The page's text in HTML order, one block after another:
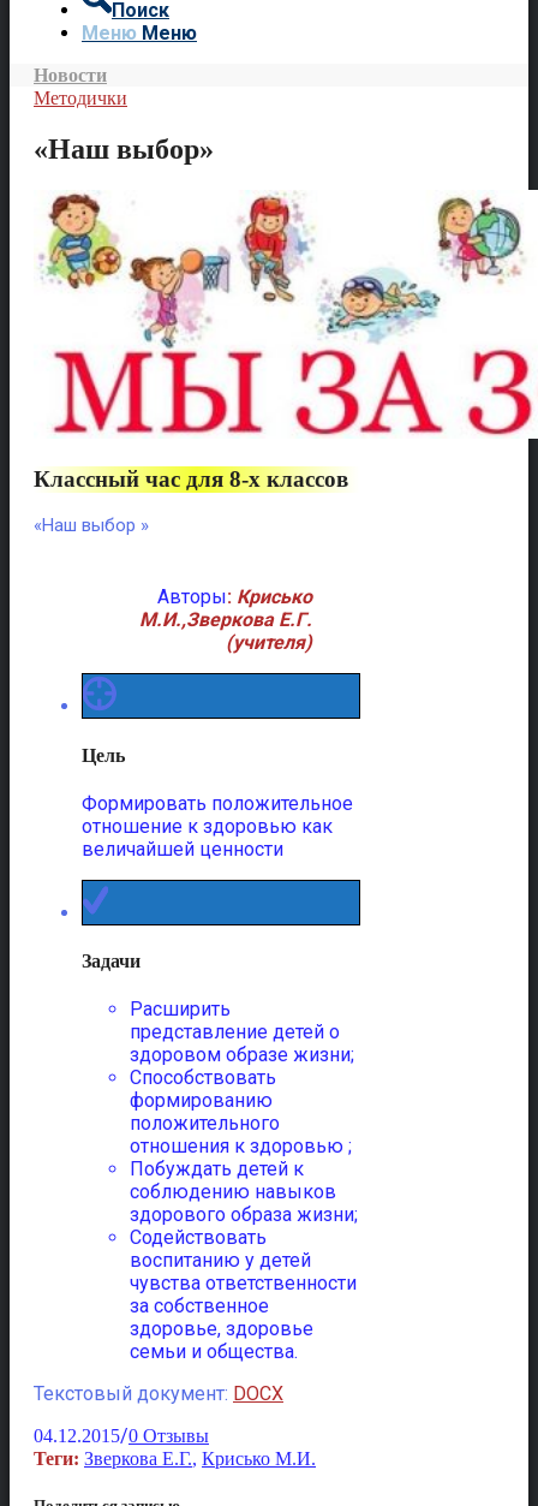
Поиск
Меню Меню
Новости
Методички
«Наш выбор»
Классный час для 8-х классов
«Наш выбор »
Авторы:Крисько
М.И.,Зверкова Е.Г.
(учителя)
Цель
Формировать положительное
отношение к здоровью как
величайшей ценности
Задачи
Расширить
представление детей о
здоровом образе жизни;
Способствовать
формированию
положительного
отношения к здоровью ;
Побуждать детей к
соблюде­нию навыков
здорового образа жизни;
Содействовать
воспитанию у детей
чувства ответственности
за собственное
здоровье, здоровье
семьи и общества.
Текстовый документ: DOCX
04.12.2015/0 Отзывы
Теги: Зверкова Е.Г., Крисько М.И.